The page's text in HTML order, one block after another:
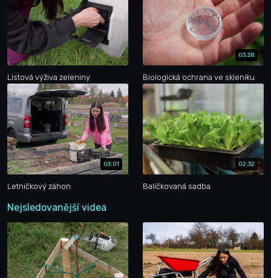
Listová výživa zeleniny
03:38
Biologická ochrana ve skleníku
03:01
Letničkový záhon
02:32
Balíčkovaná sadba
Nejsledovanější videa